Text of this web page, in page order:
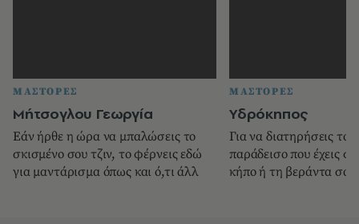
ΜΑΣΤΟΡΕΣ
Μήτσογλου Γεωργία
Eάν ήρθε η ώρα να μπαλώσεις το
σκισμένο σου τζιν, το φέρνεις εδώ
για μαντάρισμα όπως και ό,τι άλλ
ΜΑΣΤΟΡΕΣ
Υδρόκηπος
Για να διατηρήσεις το
παράδεισο που έχεις
κήπο ή τη βεράντα